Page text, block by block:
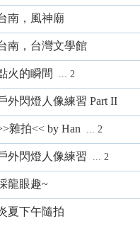
南，風神廟
南，台灣文學館
火的瞬間 ... 2
外閃燈人像練習 Part II
雜拍<< by Han ... 2
外閃燈人像練習 ... 2
龍眼趣~
夏下午隨拍